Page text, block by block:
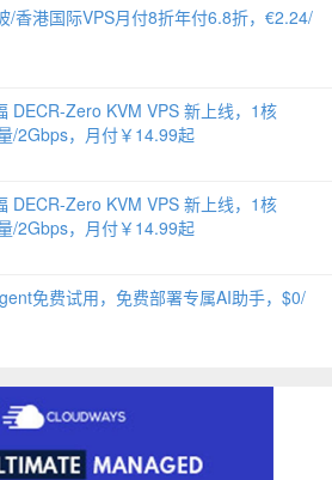
/香港国际VPS月付8折年付6.8折，€2.24/
DECR-Zero KVM VPS 新上线，1核
/2Gbps，月付￥14.99起
DECR-Zero KVM VPS 新上线，1核
/2Gbps，月付￥14.99起
免费试用，免费部署专属AI助手，$0/